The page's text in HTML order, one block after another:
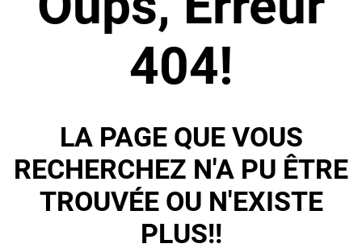
404!
LA PAGE QUE VOUS
RECHERCHEZ N'A PU ÊTRE
TROUVÉE OU N'EXISTE
PLUS!!